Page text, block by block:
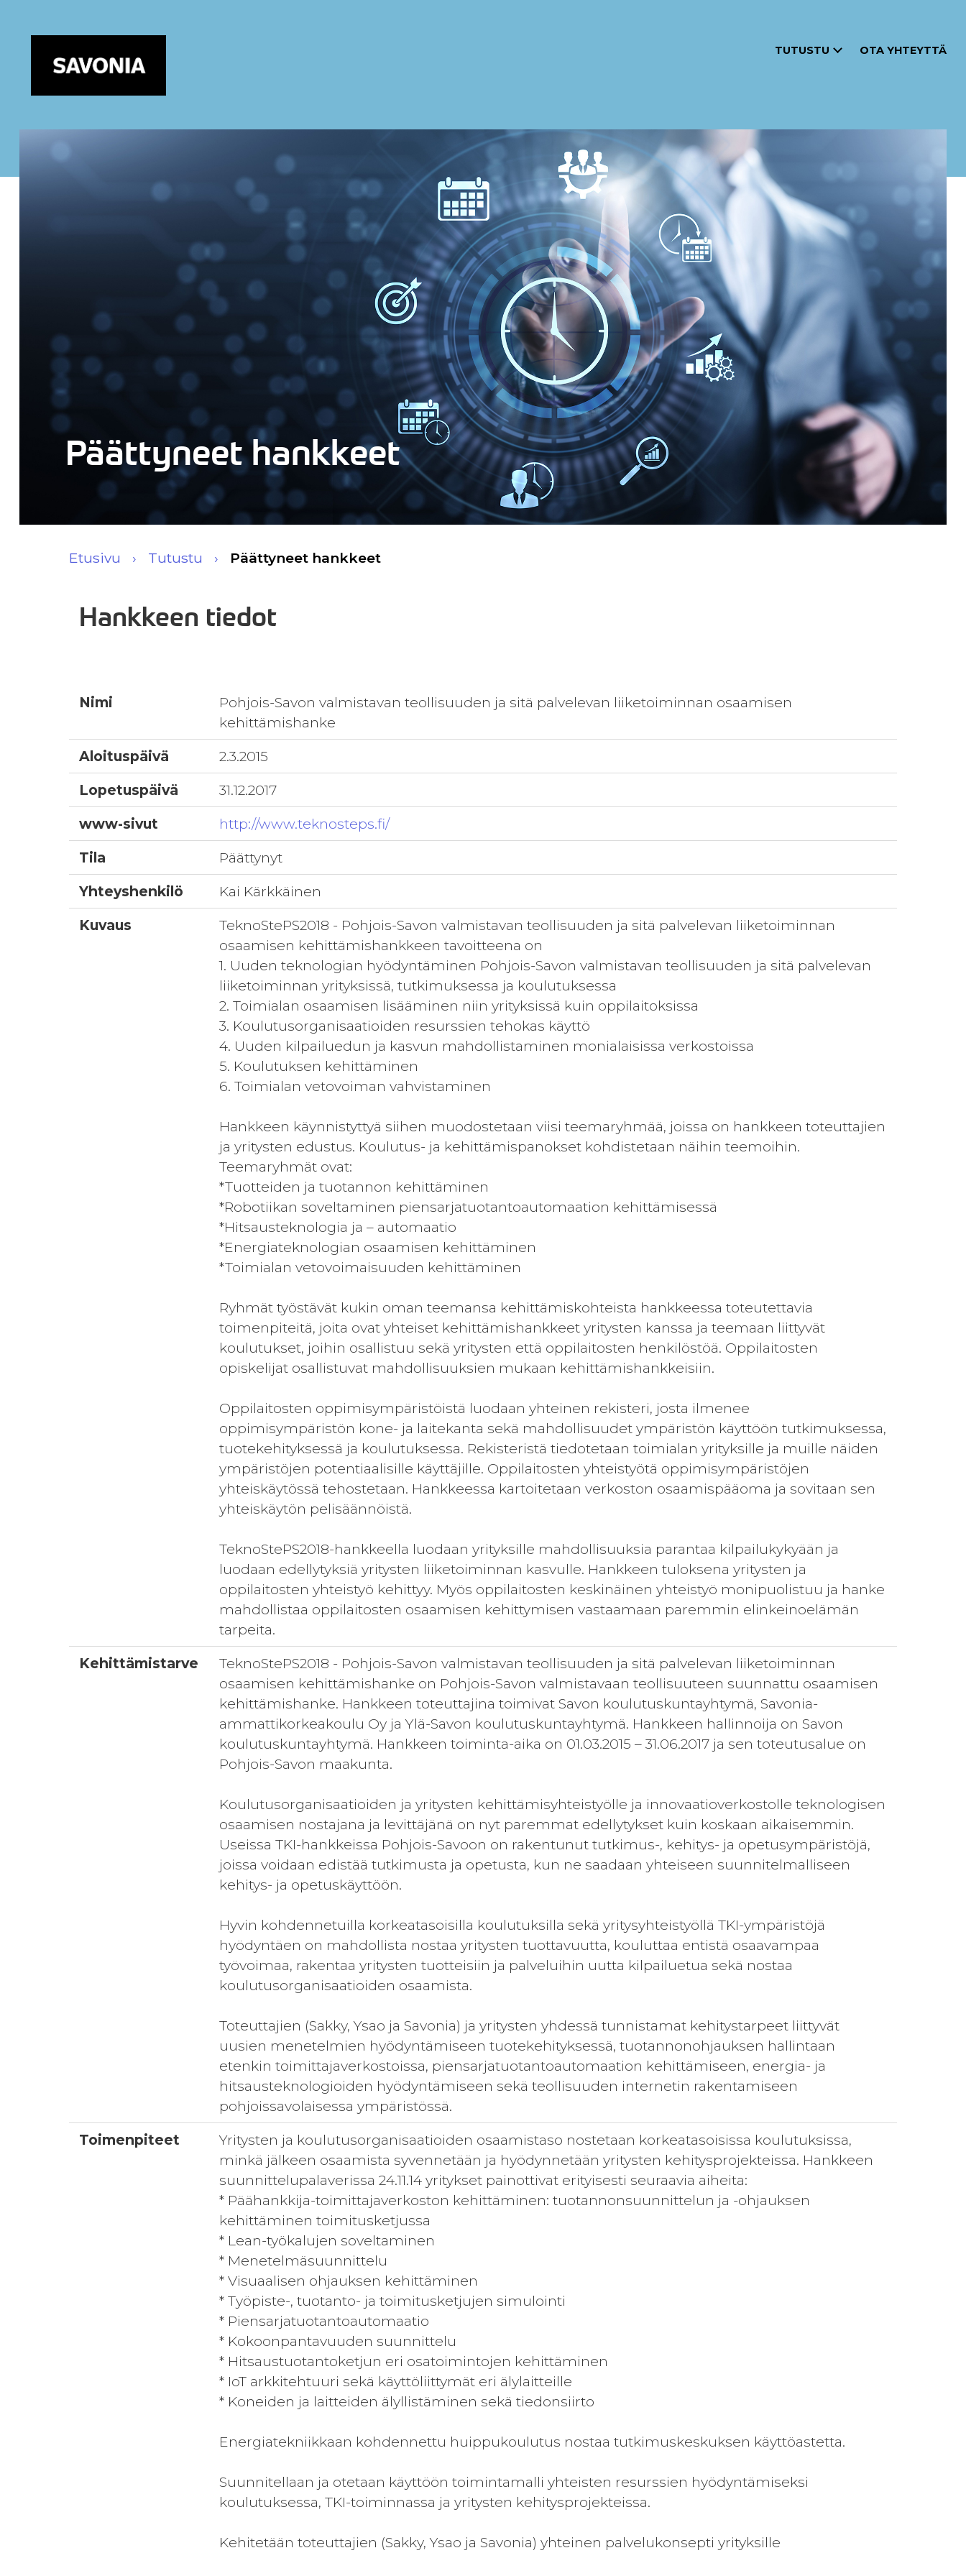
TUTUSTU OTA YHTEYTTÄ
Päättyneet hankkeet
Etusivu Tutustu Päättyneet hankkeet
Hankkeen tiedot
Nimi
Pohjois-Savon valmistavan teollisuuden ja sitä palvelevan liiketoiminnan osaamisen
kehittämishanke
Aloituspäivä
2.3.2015
Lopetuspäivä
31.12.2017
www-sivut
http://www.teknosteps.fi/
Tila
Päättynyt
Yhteyshenkilö
Kai Kärkkäinen
Kuvaus
TeknoStePS2018 - Pohjois-Savon valmistavan teollisuuden ja sitä palvelevan liiketoiminnan
osaamisen kehittämishankkeen tavoitteena on
1. Uuden teknologian hyödyntäminen Pohjois-Savon valmistavan teollisuuden ja sitä palvelevan
liiketoiminnan yrityksissä, tutkimuksessa ja koulutuksessa
2. Toimialan osaamisen lisääminen niin yrityksissä kuin oppilaitoksissa
3. Koulutusorganisaatioiden resurssien tehokas käyttö
4. Uuden kilpailuedun ja kasvun mahdollistaminen monialaisissa verkostoissa
5. Koulutuksen kehittäminen
6. Toimialan vetovoiman vahvistaminen
Hankkeen käynnistyttyä siihen muodostetaan viisi teemaryhmää, joissa on hankkeen toteuttajien
ja yritysten edustus. Koulutus- ja kehittämispanokset kohdistetaan näihin teemoihin.
Teemaryhmät ovat:
*Tuotteiden ja tuotannon kehittäminen
*Robotiikan soveltaminen piensarjatuotantoautomaation kehittämisessä
*Hitsausteknologia ja – automaatio
*Energiateknologian osaamisen kehittäminen
*Toimialan vetovoimaisuuden kehittäminen
Ryhmät työstävät kukin oman teemansa kehittämiskohteista hankkeessa toteutettavia
toimenpiteitä, joita ovat yhteiset kehittämishankkeet yritysten kanssa ja teemaan liittyvät
koulutukset, joihin osallistuu sekä yritysten että oppilaitosten henkilöstöä. Oppilaitosten
opiskelijat osallistuvat mahdollisuuksien mukaan kehittämishankkeisiin.
Oppilaitosten oppimisympäristöistä luodaan yhteinen rekisteri, josta ilmenee
oppimisympäristön kone- ja laitekanta sekä mahdollisuudet ympäristön käyttöön tutkimuksessa,
tuotekehityksessä ja koulutuksessa. Rekisteristä tiedotetaan toimialan yrityksille ja muille näiden
ympäristöjen potentiaalisille käyttäjille. Oppilaitosten yhteistyötä oppimisympäristöjen
yhteiskäytössä tehostetaan. Hankkeessa kartoitetaan verkoston osaamispääoma ja sovitaan sen
yhteiskäytön pelisäännöistä.
TeknoStePS2018-hankkeella luodaan yrityksille mahdollisuuksia parantaa kilpailukykyään ja
luodaan edellytyksiä yritysten liiketoiminnan kasvulle. Hankkeen tuloksena yritysten ja
oppilaitosten yhteistyö kehittyy. Myös oppilaitosten keskinäinen yhteistyö monipuolistuu ja hanke
mahdollistaa oppilaitosten osaamisen kehittymisen vastaamaan paremmin elinkeinoelämän
tarpeita.
Kehittämistarve
TeknoStePS2018 - Pohjois-Savon valmistavan teollisuuden ja sitä palvelevan liiketoiminnan
osaamisen kehittämishanke on Pohjois-Savon valmistavaan teollisuuteen suunnattu osaamisen
kehittämishanke. Hankkeen toteuttajina toimivat Savon koulutuskuntayhtymä, Savonia-
ammattikorkeakoulu Oy ja Ylä-Savon koulutuskuntayhtymä. Hankkeen hallinnoija on Savon
koulutuskuntayhtymä. Hankkeen toiminta-aika on 01.03.2015 – 31.06.2017 ja sen toteutusalue on
Pohjois-Savon maakunta.
Koulutusorganisaatioiden ja yritysten kehittämisyhteistyölle ja innovaatioverkostolle teknologisen
osaamisen nostajana ja levittäjänä on nyt paremmat edellytykset kuin koskaan aikaisemmin.
Useissa TKI-hankkeissa Pohjois-Savoon on rakentunut tutkimus-, kehitys- ja opetusympäristöjä,
joissa voidaan edistää tutkimusta ja opetusta, kun ne saadaan yhteiseen suunnitelmalliseen
kehitys- ja opetuskäyttöön.
Hyvin kohdennetuilla korkeatasoisilla koulutuksilla sekä yritysyhteistyöllä TKI-ympäristöjä
hyödyntäen on mahdollista nostaa yritysten tuottavuutta, kouluttaa entistä osaavampaa
työvoimaa, rakentaa yritysten tuotteisiin ja palveluihin uutta kilpailuetua sekä nostaa
koulutusorganisaatioiden osaamista.
Toteuttajien (Sakky, Ysao ja Savonia) ja yritysten yhdessä tunnistamat kehitystarpeet liittyvät
uusien menetelmien hyödyntämiseen tuotekehityksessä, tuotannonohjauksen hallintaan
etenkin toimittajaverkostoissa, piensarjatuotantoautomaation kehittämiseen, energia- ja
hitsausteknologioiden hyödyntämiseen sekä teollisuuden internetin rakentamiseen
pohjoissavolaisessa ympäristössä.
Toimenpiteet
Yritysten ja koulutusorganisaatioiden osaamistaso nostetaan korkeatasoisissa koulutuksissa,
minkä jälkeen osaamista syvennetään ja hyödynnetään yritysten kehitysprojekteissa. Hankkeen
suunnittelupalaverissa 24.11.14 yritykset painottivat erityisesti seuraavia aiheita:
* Päähankkija-toimittajaverkoston kehittäminen: tuotannonsuunnittelun ja -ohjauksen
kehittäminen toimitusketjussa
* Lean-työkalujen soveltaminen
* Menetelmäsuunnittelu
* Visuaalisen ohjauksen kehittäminen
* Työpiste-, tuotanto- ja toimitusketjujen simulointi
* Piensarjatuotantoautomaatio
* Kokoonpantavuuden suunnittelu
* Hitsaustuotantoketjun eri osatoimintojen kehittäminen
* IoT arkkitehtuuri sekä käyttöliittymät eri älylaitteille
* Koneiden ja laitteiden älyllistäminen sekä tiedonsiirto
Energiatekniikkaan kohdennettu huippukoulutus nostaa tutkimuskeskuksen käyttöastetta.
Suunnitellaan ja otetaan käyttöön toimintamalli yhteisten resurssien hyödyntämiseksi
koulutuksessa, TKI-toiminnassa ja yritysten kehitysprojekteissa.
Kehitetään toteuttajien (Sakky, Ysao ja Savonia) yhteinen palvelukonsepti yrityksille